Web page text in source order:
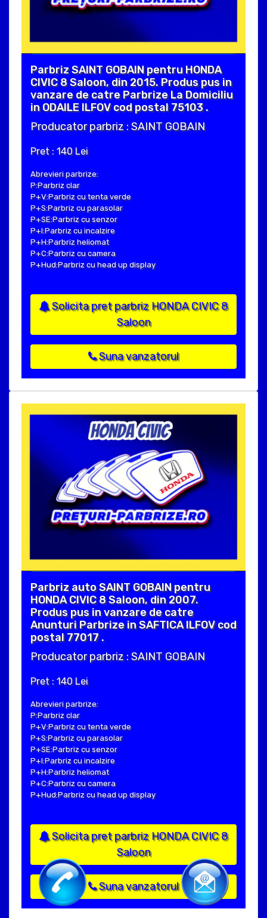
Parbriz SAINT GOBAIN pentru HONDA
CIVIC 8 Saloon, din 2015. Produs pus in
vanzare de catre Parbrize La Domiciliu
in ODAILE ILFOV cod postal 75103 .
Producator parbriz : SAINT GOBAIN
Pret : 140 Lei
Abrevieri parbrize:
P:Parbriz clar
P+V:Parbriz cu tenta verde
P+S:Parbriz cu parasolar
P+SE:Parbriz cu senzor
P+I:Parbriz cu incalzire
P+H:Parbriz heliomat
P+C:Parbriz cu camera
P+Hud:Parbriz cu head up display
Solicita pret parbriz HONDA CIVIC 8
Saloon
Suna vanzatorul
Parbriz auto SAINT GOBAIN pentru
HONDA CIVIC 8 Saloon, din 2007.
Produs pus in vanzare de catre
Anunturi Parbrize in SAFTICA ILFOV cod
postal 77017 .
Producator parbriz : SAINT GOBAIN
Pret : 140 Lei
Abrevieri parbrize:
P:Parbriz clar
P+V:Parbriz cu tenta verde
P+S:Parbriz cu parasolar
P+SE:Parbriz cu senzor
P+I:Parbriz cu incalzire
P+H:Parbriz heliomat
P+C:Parbriz cu camera
P+Hud:Parbriz cu head up display
Solicita pret parbriz HONDA CIVIC 8
Saloon
Suna vanzatorul